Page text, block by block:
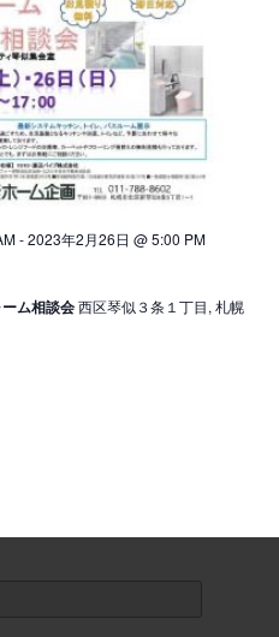
ョ
ン
を
表
示
-2023年2月26日 @ 5:00 PM
ム相談会西区琴似３条１丁目, 札幌